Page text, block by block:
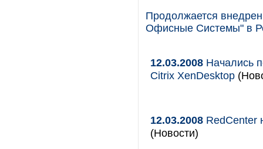
Продолжается
Офисные Системы" в
12.03.2008 Начались
Citrix XenDesktop
12.03.2008 RedCenter
(Новости)